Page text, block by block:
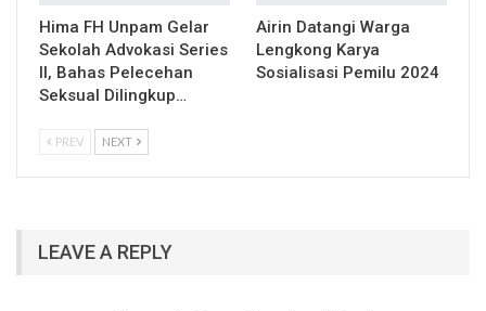
Hima FH Unpam Gelar
Sekolah Advokasi Series
II, Bahas Pelecehan
Seksual Dilingkup…
Airin Datangi Warga
Lengkong Karya
Sosialisasi Pemilu 2024
PREV NEXT
LEAVE A REPLY